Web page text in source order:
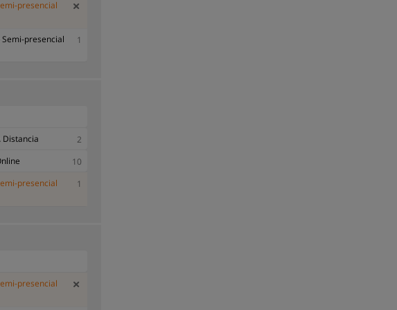
presencial
presencial
1
Distancia
2
10
presencial
1
presencial